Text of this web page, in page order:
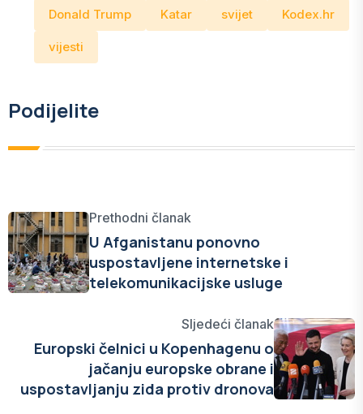
Donald Trump Katar svijet Kodex.hr
vijesti
Podijelite
Prethodni članak
U Afganistanu ponovno
uspostavljene internetske i
telekomunikacijske usluge
Sljedeći članak
Europski čelnici u Kopenhagenu o
jačanju europske obrane i
uspostavljanju zida protiv dronova